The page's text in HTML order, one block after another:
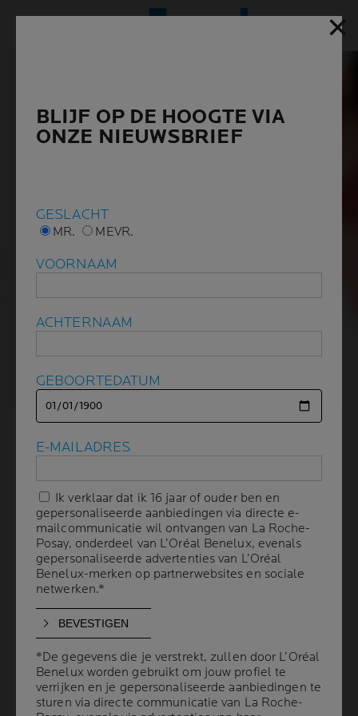
CORRIGERENDE MAKE-UP
2 min leestijd| 03 april 2024
Sommigehuidfoutjes worden door vrouwen als een
echte esthetische handicap gezien. Vandaag de dag
kunnen dermatologen een oplossing aanreiken om die
onvolkomenheden weg te werken:corrigerende make-
SYMPTOMEN
✕
BLIJF OP DE HOOGTE VIA
ONZE NIEUWSBRIEF
GESLACHT
MR. MEVR.
VOORNAAM
ACHTERNAAM
GEBOORTEDATUM
E-MAILADRES
Ik verklaar dat ik 16 jaar of ouder ben en
gepersonaliseerde aanbiedingen via directe e-
mailcommunicatie wil ontvangen van La Roche-
Posay, onderdeel van L’Oréal Benelux, evenals
gepersonaliseerde advertenties van L’Oréal
Benelux-merken op partnerwebsites en sociale
netwerken.*
*De gegevens die je verstrekt, zullen door L’Oréal
Benelux worden gebruikt om jouw profiel te
verrijken en je gepersonaliseerde aanbiedingen te
sturen via directe communicatie van La Roche-
✕
BLIJF OP DE HOOGTE VIA
ONZE NIEUWSBRIEF
GESLACHT
MR. MEVR.
VOORNAAM
ACHTERNAAM
GEBOORTEDATUM
E-MAILADRES
Ik verklaar dat ik 16 jaar of ouder ben en
gepersonaliseerde aanbiedingen via directe e-
mailcommunicatie wil ontvangen van La Roche-
Posay, onderdeel van L’Oréal Benelux, evenals
gepersonaliseerde advertenties van L’Oréal
Benelux-merken op partnerwebsites en sociale
netwerken.*
*De gegevens die je verstrekt, zullen door L’Oréal
Benelux worden gebruikt om jouw profiel te
verrijken en je gepersonaliseerde aanbiedingen te
sturen via directe communicatie van La Roche-